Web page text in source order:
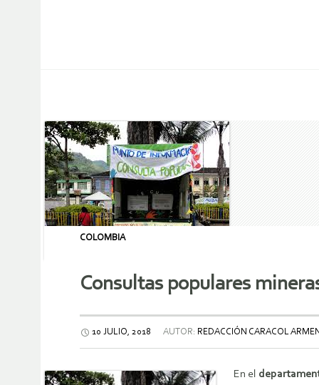
COLOMBIA
Consultas populares
10 JULIO, 2018 AUTOR: REDACCIÓN CARACOL
En el